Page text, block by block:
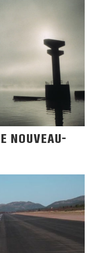
NOUVEAU-